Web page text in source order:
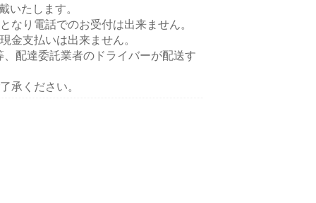
いたします。
なり電話でのお受付は出来ません。
金支払いは出来ません。
配達委託業者のドライバーが配送す
承ください。